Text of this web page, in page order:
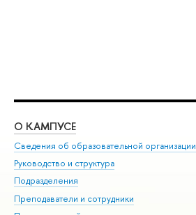
О КАМПУСЕ
Сведения об образовательной организации
Руководство и структура
Подразделения
Преподаватели и сотрудники